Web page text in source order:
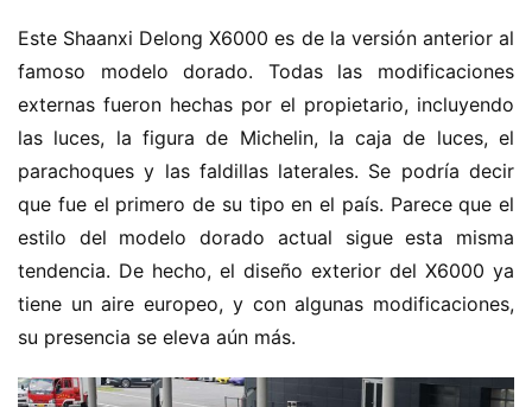
Este Shaanxi Delong X6000 es de la versión anterior al
famoso modelo dorado. Todas las modificaciones
externas fueron hechas por el propietario, incluyendo
las luces, la figura de Michelin, la caja de luces, el
parachoques y las faldillas laterales. Se podría decir
que fue el primero de su tipo en el país. Parece que el
estilo del modelo dorado actual sigue esta misma
tendencia. De hecho, el diseño exterior del X6000 ya
tiene un aire europeo, y con algunas modificaciones,
su presencia se eleva aún más.